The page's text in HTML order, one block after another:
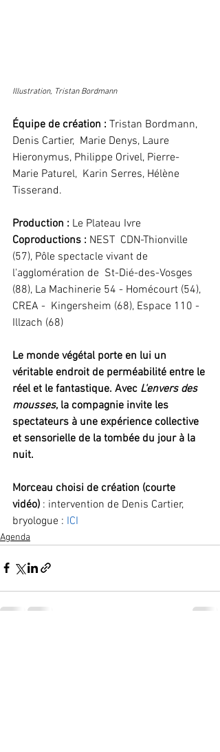
Illustration, Tristan Bordmann
Équipe de création : Tristan Bordmann,
Denis Cartier,  Marie Denys, Laure
Hieronymus, Philippe Orivel, Pierre-
Marie Paturel,  Karin Serres, Hélène
Tisserand.
Production : Le Plateau Ivre
Coproductions : NEST  CDN-Thionville
(57), Pôle spectacle vivant de
l'agglomération de  St-Dié-des-Vosges
(88), La Machinerie 54 - Homécourt (54),
CREA -  Kingersheim (68), Espace 110 -
Illzach (68)
Le monde végétal porte en lui un
véritable endroit de perméabilité entre le
réel et le fantastique. Avec L'envers des
mousses, la compagnie invite les
spectateurs à une expérience collective
et sensorielle de la tombée du jour à la
nuit.
Morceau choisi de création (courte
vidéo) : intervention de Denis Cartier,
bryologue : ICI
Agenda